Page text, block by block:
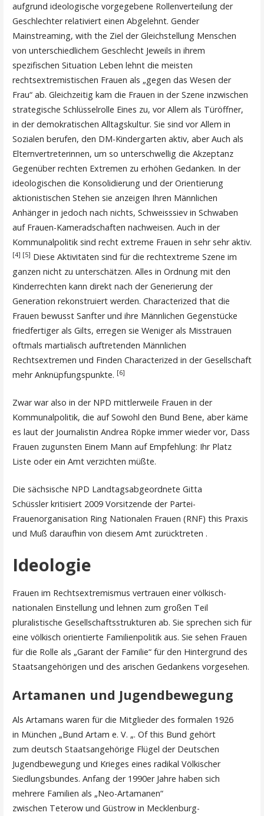
aufgrund ideologische vorgegebene Rollenverteilung der
Geschlechter relativiert einen Abgelehnt. Gender
Mainstreaming, with the Ziel der Gleichstellung Menschen
von unterschiedlichem Geschlecht Jeweils in ihrem
spezifischen Situation Leben lehnt die meisten
rechtsextremistischen Frauen als „gegen das Wesen der
Frau“ ab. Gleichzeitig kam die Frauen in der Szene inzwischen
strategische Schlüsselrolle Eines zu, vor Allem als Türöffner,
in der demokratischen Alltagskultur. Sie sind vor Allem in
Sozialen berufen, den DM-Kindergarten aktiv, aber Auch als
Elternvertreterinnen, um so unterschwellig die Akzeptanz
Gegenüber rechten Extremen zu erhöhen Gedanken. In der
ideologischen die Konsolidierung und der Orientierung
aktionistischen Stehen sie anzeigen Ihren Männlichen
Anhänger in jedoch nach nichts, Schweisssiev in Schwaben
auf Frauen-Kameradschaften nachweisen. Auch in der
Kommunalpolitik sind recht extreme Frauen in sehr sehr aktiv.
[4] [5] Diese Aktivitäten sind für die rechtextreme Szene im
ganzen nicht zu unterschätzen. Alles in Ordnung mit den
Kinderrechten kann direkt nach der Generierung der
Generation rekonstruiert werden. Characterized that die
Frauen bewusst Sanfter und ihre Männlichen Gegenstücke
friedfertiger als Gilts, erregen sie Weniger als Misstrauen
oftmals martialisch auftretenden Männlichen
Rechtsextremen und Finden Characterized in der Gesellschaft
mehr Anknüpfungspunkte. [6]
Zwar war also in der NPD mittlerweile Frauen in der
Kommunalpolitik, die auf Sowohl den Bund Bene, aber käme
es laut der Journalistin Andrea Röpke immer wieder vor, Dass
Frauen zugunsten Einem Mann auf Empfehlung: Ihr Platz
Liste oder ein Amt verzichten müßte.
Die sächsische NPD Landtagsabgeordnete Gitta
Schüssler kritisiert 2009 Vorsitzende der Partei-
Frauenorganisation Ring Nationalen Frauen (RNF) this Praxis
und Muß daraufhin von diesem Amt zurücktreten .
Ideologie
Frauen im Rechtsextremismus vertrauen einer völkisch-
nationalen Einstellung und lehnen zum großen Teil
pluralistische Gesellschaftsstrukturen ab. Sie sprechen sich für
eine völkisch orientierte Familienpolitik aus. Sie sehen Frauen
für die Rolle als „Garant der Familie“ für den Hintergrund des
Staatsangehörigen und des arischen Gedankens vorgesehen.
Artamanen und Jugendbewegung
Als Artamans waren für die Mitglieder des formalen 1926
in München „Bund Artam e. V. „. Of this Bund gehört
zum deutsch Staatsangehörige Flügel der Deutschen
Jugendbewegung und Krieges eines radikal Völkischer
Siedlungsbundes. Anfang der 1990er Jahre haben sich
mehrere Familien als „Neo-Artamanen“
zwischen Teterow und Güstrow in Mecklenburg-